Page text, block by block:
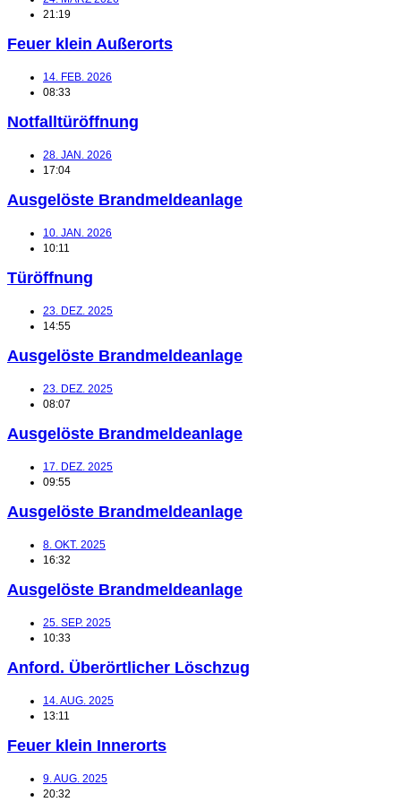
21:19
Feuer klein Außerorts
14. FEB. 2026
08:33
Notfalltüröffnung
28. JAN. 2026
17:04
Ausgelöste Brandmeldeanlage
10. JAN. 2026
10:11
Türöffnung
23. DEZ. 2025
14:55
Ausgelöste Brandmeldeanlage
23. DEZ. 2025
08:07
Ausgelöste Brandmeldeanlage
17. DEZ. 2025
09:55
Ausgelöste Brandmeldeanlage
8. OKT. 2025
16:32
Ausgelöste Brandmeldeanlage
25. SEP. 2025
10:33
Anford. Überörtlicher Löschzug
14. AUG. 2025
13:11
Feuer klein Innerorts
9. AUG. 2025
20:32